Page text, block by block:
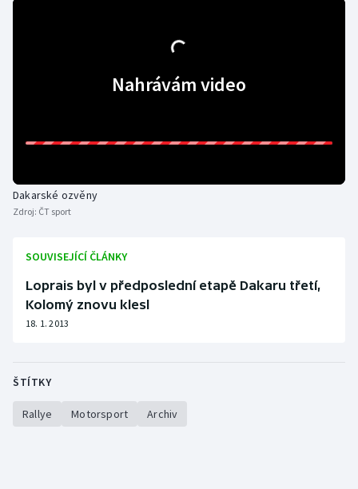
Nahrávám video
Dakarské ozvěny
Zdroj: ČT sport
SOUVISEJÍCÍ ČLÁNKY
Loprais byl v předposlední etapě Dakaru třetí,
Kolomý znovu klesl
18. 1. 2013
ŠTÍTKY
Rallye Motorsport Archiv